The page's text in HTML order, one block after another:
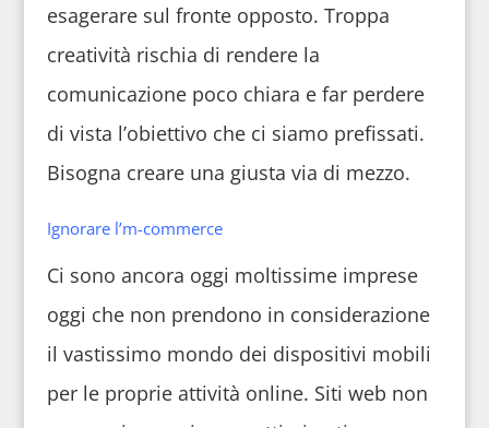
esagerare sul fronte opposto. Troppa
creatività rischia di rendere la
comunicazione poco chiara e far perdere
di vista l’obiettivo che ci siamo prefissati.
Bisogna creare una giusta via di mezzo.
Ignorare l’m-commerce
Ci sono ancora oggi moltissime imprese
oggi che non prendono in considerazione
il vastissimo mondo dei dispositivi mobili
per le proprie attività online. Siti web non